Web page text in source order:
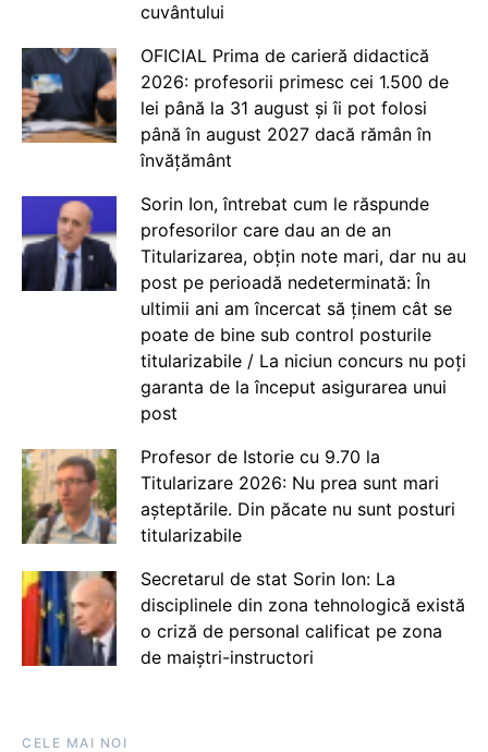
cuvântului
OFICIAL Prima de carieră didactică
2026: profesorii primesc cei 1.500 de
lei până la 31 august și îi pot folosi
până în august 2027 dacă rămân în
învățământ
Sorin Ion, întrebat cum le răspunde
profesorilor care dau an de an
Titularizarea, obțin note mari, dar nu au
post pe perioadă nedeterminată: În
ultimii ani am încercat să ținem cât se
poate de bine sub control posturile
titularizabile / La niciun concurs nu poți
garanta de la început asigurarea unui
post
Profesor de Istorie cu 9.70 la
Titularizare 2026: Nu prea sunt mari
așteptările. Din păcate nu sunt posturi
titularizabile
Secretarul de stat Sorin Ion: La
disciplinele din zona tehnologică există
o criză de personal calificat pe zona
de maiștri-instructori
CELE MAI NOI